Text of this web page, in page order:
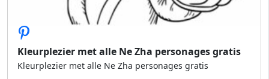
Kleurplezier met alle Ne Zha personages gratis
Kleurplezier met alle Ne Zha personages gratis